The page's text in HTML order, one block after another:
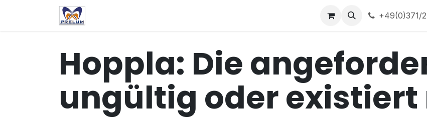
Zum Inhalt springen
+49(0)371/
Hoppla: Die
ungültig oder